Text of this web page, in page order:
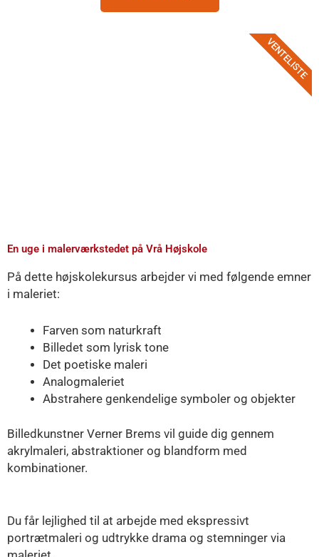
VENTELISTE
En uge i malerværkstedet på Vrå Højskole​
På dette højskolekursus arbejder vi med følgende emner
i maleriet:
Farven som naturkraft
Billedet som lyrisk tone
Det poetiske maleri
Analogmaleriet
Abstrahere genkendelige symboler og objekter
Billedkunstner Verner Brems vil guide dig gennem
akrylmaleri, abstraktioner og blandform med
kombinationer.
Du får lejlighed til at arbejde med ekspressivt
portrætmaleri og udtrykke drama og stemninger via